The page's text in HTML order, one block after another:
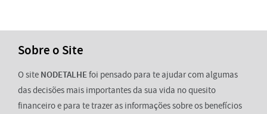
Sobre o Site
O site NODETALHEfoi pensado para te ajudar com algumas
das decisões mais importantes da sua vida no quesito
financeiro e para te trazer as informações sobre os benefícios